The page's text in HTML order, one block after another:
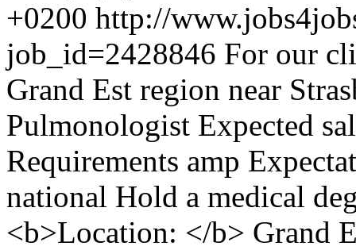
+0200 http://
job_id=2428846 For our
Grand Est region near
Pulmonologist Expected
Requirements amp
national Hold a medical
<b>Location: </b> Grand